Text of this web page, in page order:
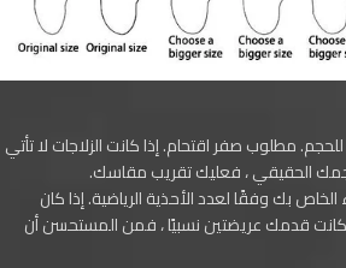
مطلوب صفر اقتحام. إذا كانت الزلاجات لا تأتي
الحقيقي ، فعليك تقريب مقاسك.
بك وفقًا لعدد الأحذية الرياضية. إذا كان
قدمك عريضتين نسبيًا ، فمن المستحسن أن